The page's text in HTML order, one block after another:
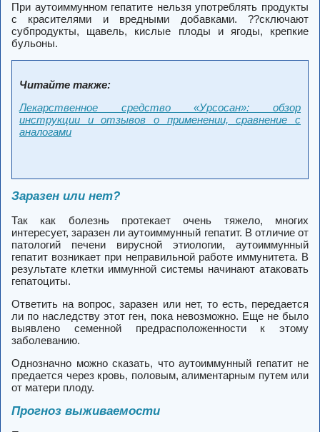
При аутоиммунном гепатите нельзя употреблять продукты
с красителями и вредными добавками. ??сключают
субпродукты, щавель, кислые плоды и ягоды, крепкие
бульоны.
Читайте также:
Лекарственное средство «Урсосан»: обзор
инструкции и отзывов о применении, сравнение с
аналогами
Заразен или нет?
Так как болезнь протекает очень тяжело, многих
интересует, заразен ли аутоиммунный гепатит. В отличие от
патологий печени вирусной этиологии, аутоиммунный
гепатит возникает при неправильной работе иммунитета. В
результате клетки иммунной системы начинают атаковать
гепатоциты.
Ответить на вопрос, заразен или нет, то есть, передается
ли по наследству этот ген, пока невозможно. Еще не было
выявлено семенной предрасположенности к этому
заболеванию.
Однозначно можно сказать, что аутоиммунный гепатит не
предается через кровь, половым, алиментарным путем или
от матери плоду.
Прогноз выживаемости